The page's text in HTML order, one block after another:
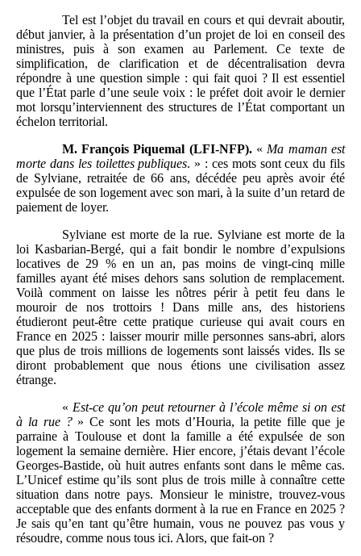
Tel est l’objet du travail en cours et qui devrait aboutir,
début janvier, à la présentation d’un projet de loi en conseil des
ministres, puis à son examen au Parlement. Ce texte de
simplification, de clarification et de décentralisation devra
répondre à une question simple : qui fait quoi ? Il est essentiel
que l’État parle d’une seule voix : le préfet doit avoir le dernier
mot lorsqu’interviennent des structures de l’État comportant un
échelon territorial.
M. François Piquemal (LFI-NFP).« Ma maman est
morte dans les toilettes publiques. » : ces mots sont ceux du fils
de Sylviane, retraitée de 66 ans, décédée peu après avoir été
expulsée de son logement avec son mari, à la suite d’un retard de
paiement de loyer.
Sylviane est morte de la rue. Sylviane est morte de la
loi Kasbarian-Bergé, qui a fait bondir le nombre d’expulsions
locatives de 29 % en un an, pas moins de vingt-cinq mille
familles ayant été mises dehors sans solution de remplacement.
Voilà comment on laisse les nôtres périr à petit feu dans le
mouroir de nos trottoirs ! Dans mille ans, des historiens
étudieront peut-être cette pratique curieuse qui avait cours en
France en 2025 : laisser mourir mille personnes sans-abri, alors
que plus de trois millions de logements sont laissés vides. Ils se
diront probablement que nous étions une civilisation assez
étrange.
« Est-ce qu’on peut retourner à l’école même si on est
à la rue ?» Ce sont les mots d’Houria, la petite fille que je
parraine à Toulouse et dont la famille a été expulsée de son
logement la semaine dernière. Hier encore, j’étais devant l’école
Georges-Bastide, où huit autres enfants sont dans le même cas.
L’Unicef estime qu’ils sont plus de trois mille à connaître cette
situation dans notre pays. Monsieur le ministre, trouvez-vous
acceptable que des enfants dorment à la rue en France en 2025 ?
Je sais qu’en tant qu’être humain, vous ne pouvez pas vous y
résoudre, comme nous tous ici. Alors, que fait-on ?